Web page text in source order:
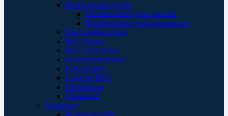
Blutdruckmessgeräte
Blutdruckmessgerät manuell
Blutdruckmessgerät automatisch
Diagnostikleuchten
EKG Papier
EKG Elektroden
Fieberthermometer
Pulsoximeter
Langzeit EKG
Stethoskope
Ultraschall
Beatmung
Beatmungshilfe